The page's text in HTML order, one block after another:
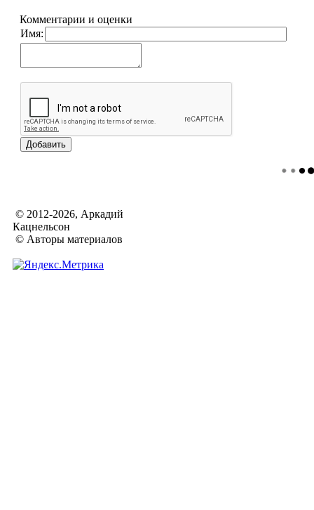
Комментарии и оценки
Имя:
© 2012-2026, Аркадий
Кацнельсон
© Авторы материалов